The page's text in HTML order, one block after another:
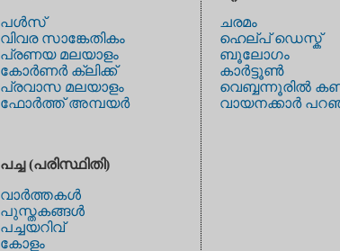
പള്‍സ്
വിവര സാങ്കേതികം
പ്രണയ മലയാളം
കോര്‍ണര്‍ ക്ലിക്ക്
പ്രവാസ മലയാളം
ഫോര്‍ത്ത് അമ്പയര്‍
പച്ച (പരിസ്ഥിതി)
വാര്‍ത്തകള്‍
പുസ്തകങ്ങള്‍
പച്ചയറിവ്
കോളം
ചരമം
ഹെല്പ് ഡെസ്ക്
ബൂലോഗം
കാര്‍ട്ടൂണ്‍
വെബ്ബന്നൂരില്‍
വായനക്കാര്‍